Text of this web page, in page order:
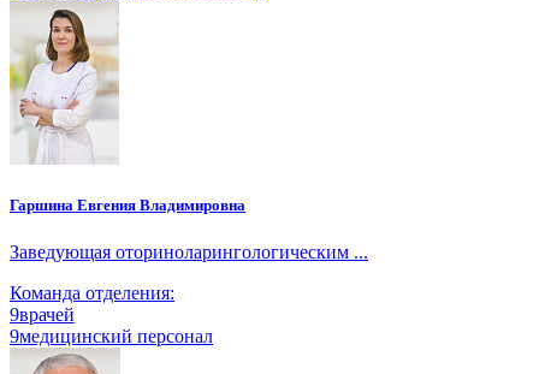
Гаршина Евгения Владимировна
Заведующая оториноларингологическим ...
Команда отделения:
9врачей
9медицинский персонал